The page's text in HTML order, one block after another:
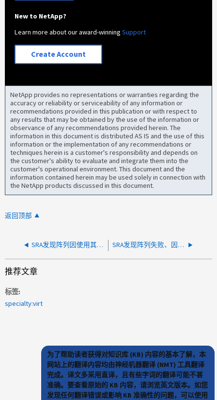
New to NetApp?
Learn more about our award-winningSupport
Create Account
NetApp provides no representations or warranties regarding the
accuracy or reliability or serviceability of any information or
recommendations provided in this publication or with respect to
any results that may be obtained by the use of the information or
observance of any recommendations provided herein. The
information in this document is distributed AS IS and the use of this
information or the implementation of any recommendations or
techniques herein is a customer's responsibility and depends on
the customer's ability to evaluate and integrate them into the
customer's operational environment. This document and the
information contained herein may be used solely in connection with
the NetApp products discussed in this document.
返回顶部
SRA发现阵列因使用其他帐户而失败 SRA发现阵列失败、因为SVM的根卷安全模式设置为NTFS
推荐文章
标签
specialty:virt
为了帮助读者获得对知识库 (KB) 内容的基本了解，本
网站上的翻译内容均由神经机器翻译 (NMT) 工具翻译
完成。译文多采用直译，且有些字词的翻译可能不甚
准确。要查看原始的 KB 内容，请浏览英文版本。如您
发现任何翻译错误或影响 KB 准确性的问题，可以使用